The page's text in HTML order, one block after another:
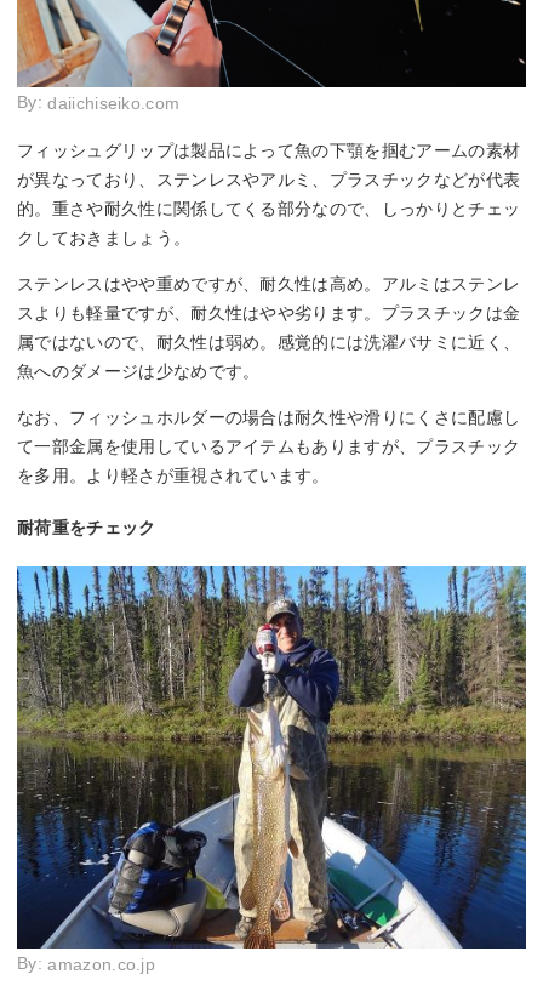
By:daiichiseiko.com
フィッシュグリップは製品によって魚の下顎を掴むアームの素材
が異なっており、ステンレスやアルミ、プラスチックなどが代表
的。重さや耐久性に関係してくる部分なので、しっかりとチェッ
クしておきましょう。
ステンレスはやや重めですが、耐久性は高め。アルミはステンレ
スよりも軽量ですが、耐久性はやや劣ります。プラスチックは金
属ではないので、耐久性は弱め。感覚的には洗濯バサミに近く、
魚へのダメージは少なめです。
なお、フィッシュホルダーの場合は耐久性や滑りにくさに配慮し
て一部金属を使用しているアイテムもありますが、プラスチック
を多用。より軽さが重視されています。
耐荷重をチェック
By:amazon.co.jp